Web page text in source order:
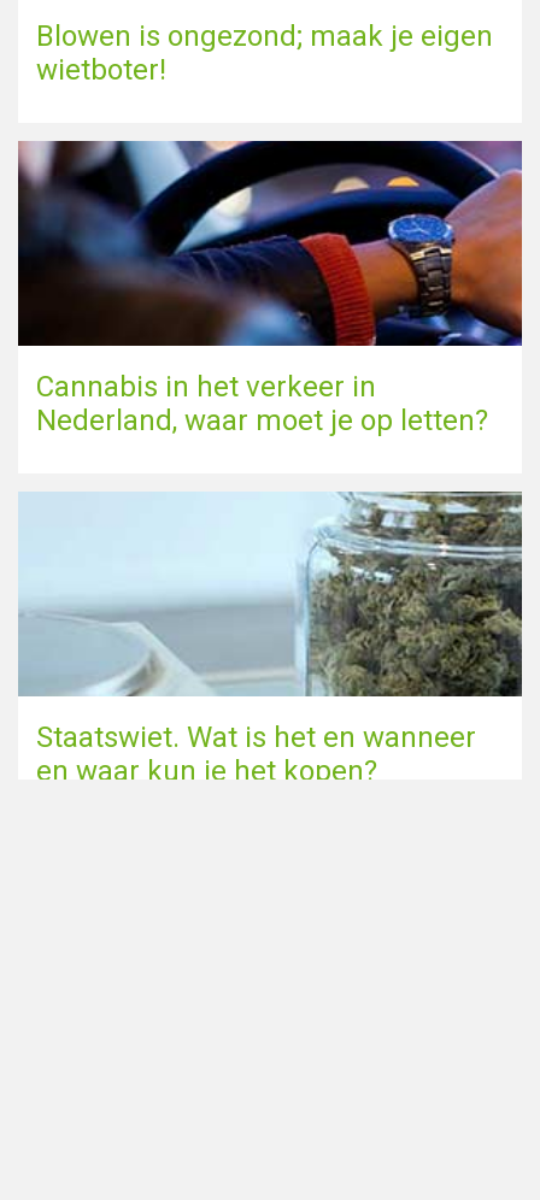
Blowen is ongezond; maak je eigen
wietboter!
Cannabis in het verkeer in
Nederland, waar moet je op letten?
Staatswiet. Wat is het en wanneer
en waar kun je het kopen?